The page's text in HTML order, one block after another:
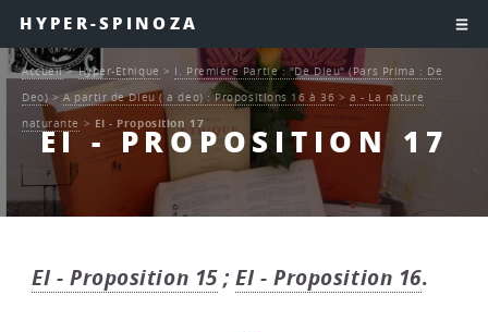
HYPER-SPINOZA
EI - PROPOSITION 17
Accueil>Hyper-Ethique > I. Première Partie : "De Dieu" (Pars Prima : De
Deo) > A partir de Dieu ( a deo) : Propositions 16 à 36 > a - La nature
naturante > EI - Proposition 17
EI - Proposition 15;EI - Proposition 16.